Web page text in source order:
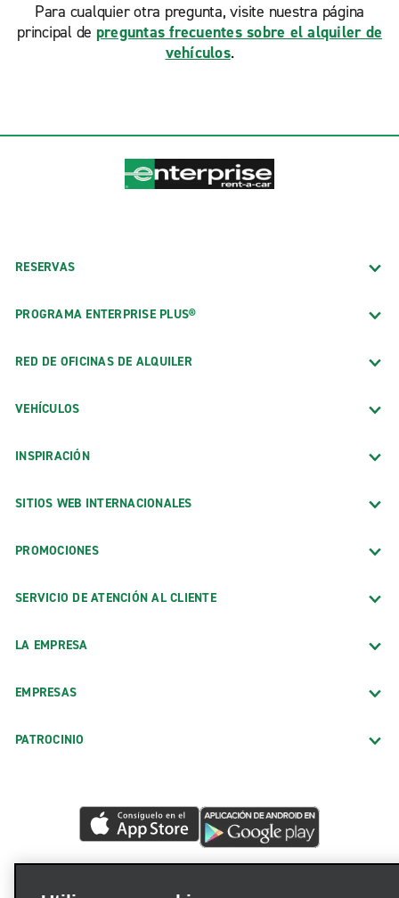
Para cualquier otra pregunta, visite nuestra página
principal de preguntas frecuentes sobre el alquiler de
vehículos.
RESERVAS
PROGRAMA ENTERPRISE PLUS®
RED DE OFICINAS DE ALQUILER
VEHÍCULOS
INSPIRACIÓN
SITIOS WEB INTERNACIONALES
PROMOCIONES
SERVICIO DE ATENCIÓN AL CLIENTE
LA EMPRESA
EMPRESAS
PATROCINIO